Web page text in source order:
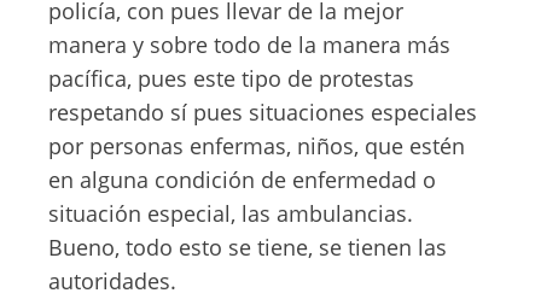
policía, con pues llevar de la mejor
manera y sobre todo de la manera más
pacífica, pues este tipo de protestas
respetando sí pues situaciones especiales
por personas enfermas, niños, que estén
en alguna condición de enfermedad o
situación especial, las ambulancias.
Bueno, todo esto se tiene, se tienen las
autoridades.